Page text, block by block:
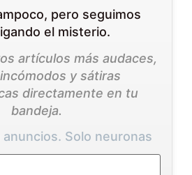
pero seguimos
el misterio.
artículos más audaces,
y sátiras
directamente en tu
bandeja.
anuncios. Solo neuronas